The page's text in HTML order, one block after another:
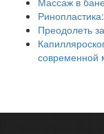
Преодолеть
современной